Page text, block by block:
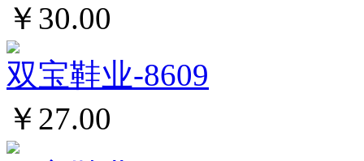
￥30.00
双宝鞋业-8609
￥27.00